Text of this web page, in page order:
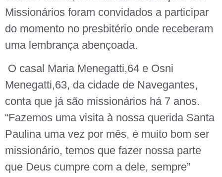
Missionários foram convidados a participar
do momento no presbitério onde receberam
uma lembrança abençoada.
O casal Maria Menegatti,64 e Osni
Menegatti,63, da cidade de Navegantes,
conta que já são missionários há 7 anos.
“Fazemos uma visita à nossa querida Santa
Paulina uma vez por mês, é muito bom ser
missionário, temos que fazer nossa parte
que Deus cumpre com a dele, sempre”